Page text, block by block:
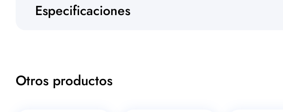
Especificaciones
Otros productos